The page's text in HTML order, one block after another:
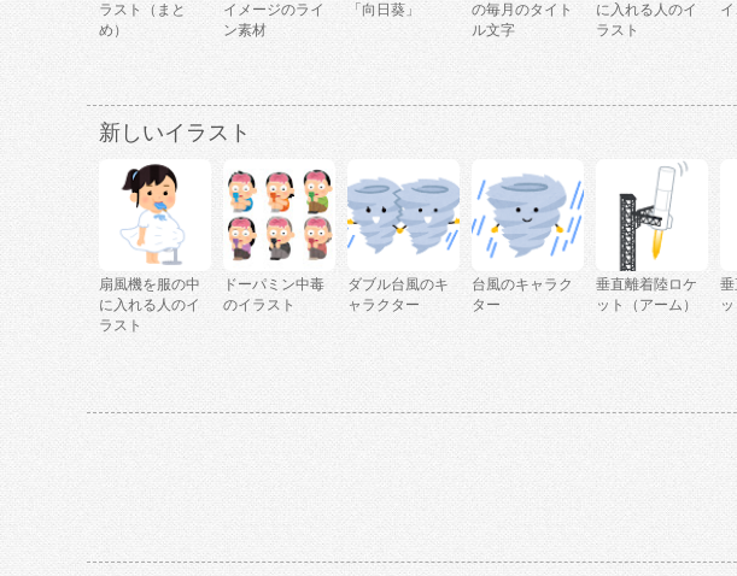
ラスト（まと
め）
イメージのライ
ン素材
「向日葵」
の毎月のタイト
ル文字
に入れる人のイ
ラスト
新しいイラスト
扇風機を服の中
に入れる人のイ
ラスト
ドーパミン中毒
のイラスト
ダブル台風のキ
ャラクター
台風のキャラク
ター
垂直離着陸ロケ
ット（アーム）
垂
ッ